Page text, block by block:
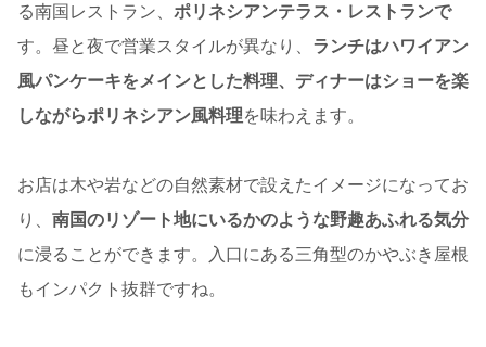
る南国レストラン、 ポリネシアンテラス・レストランで
す。昼と夜で営業スタイルが異なり、 ランチはハワイアン
風パンケーキをメインとした料理、ディナーはショーを楽
しながらポリネシアン風料理を味わえます。
お店は木や岩などの自然素材で設えたイメージになってお
り、 南国のリゾート地にいるかのような野趣あふれる気分
に浸ることができます。入口にある三角型のかやぶき屋根
もインパクト抜群ですね。